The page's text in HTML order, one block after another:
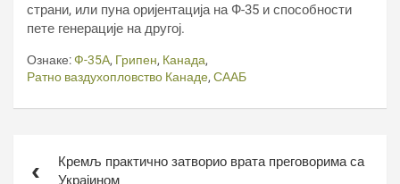
страни, или пуна оријентација на Ф-35 и способности
пете генерације на другој.
Ознаке:Ф-35А, Грипен, Канада,
Ратно ваздухопловство Канаде, СААБ
чланкаКремљ практично затворио врата преговорима са
Украјином